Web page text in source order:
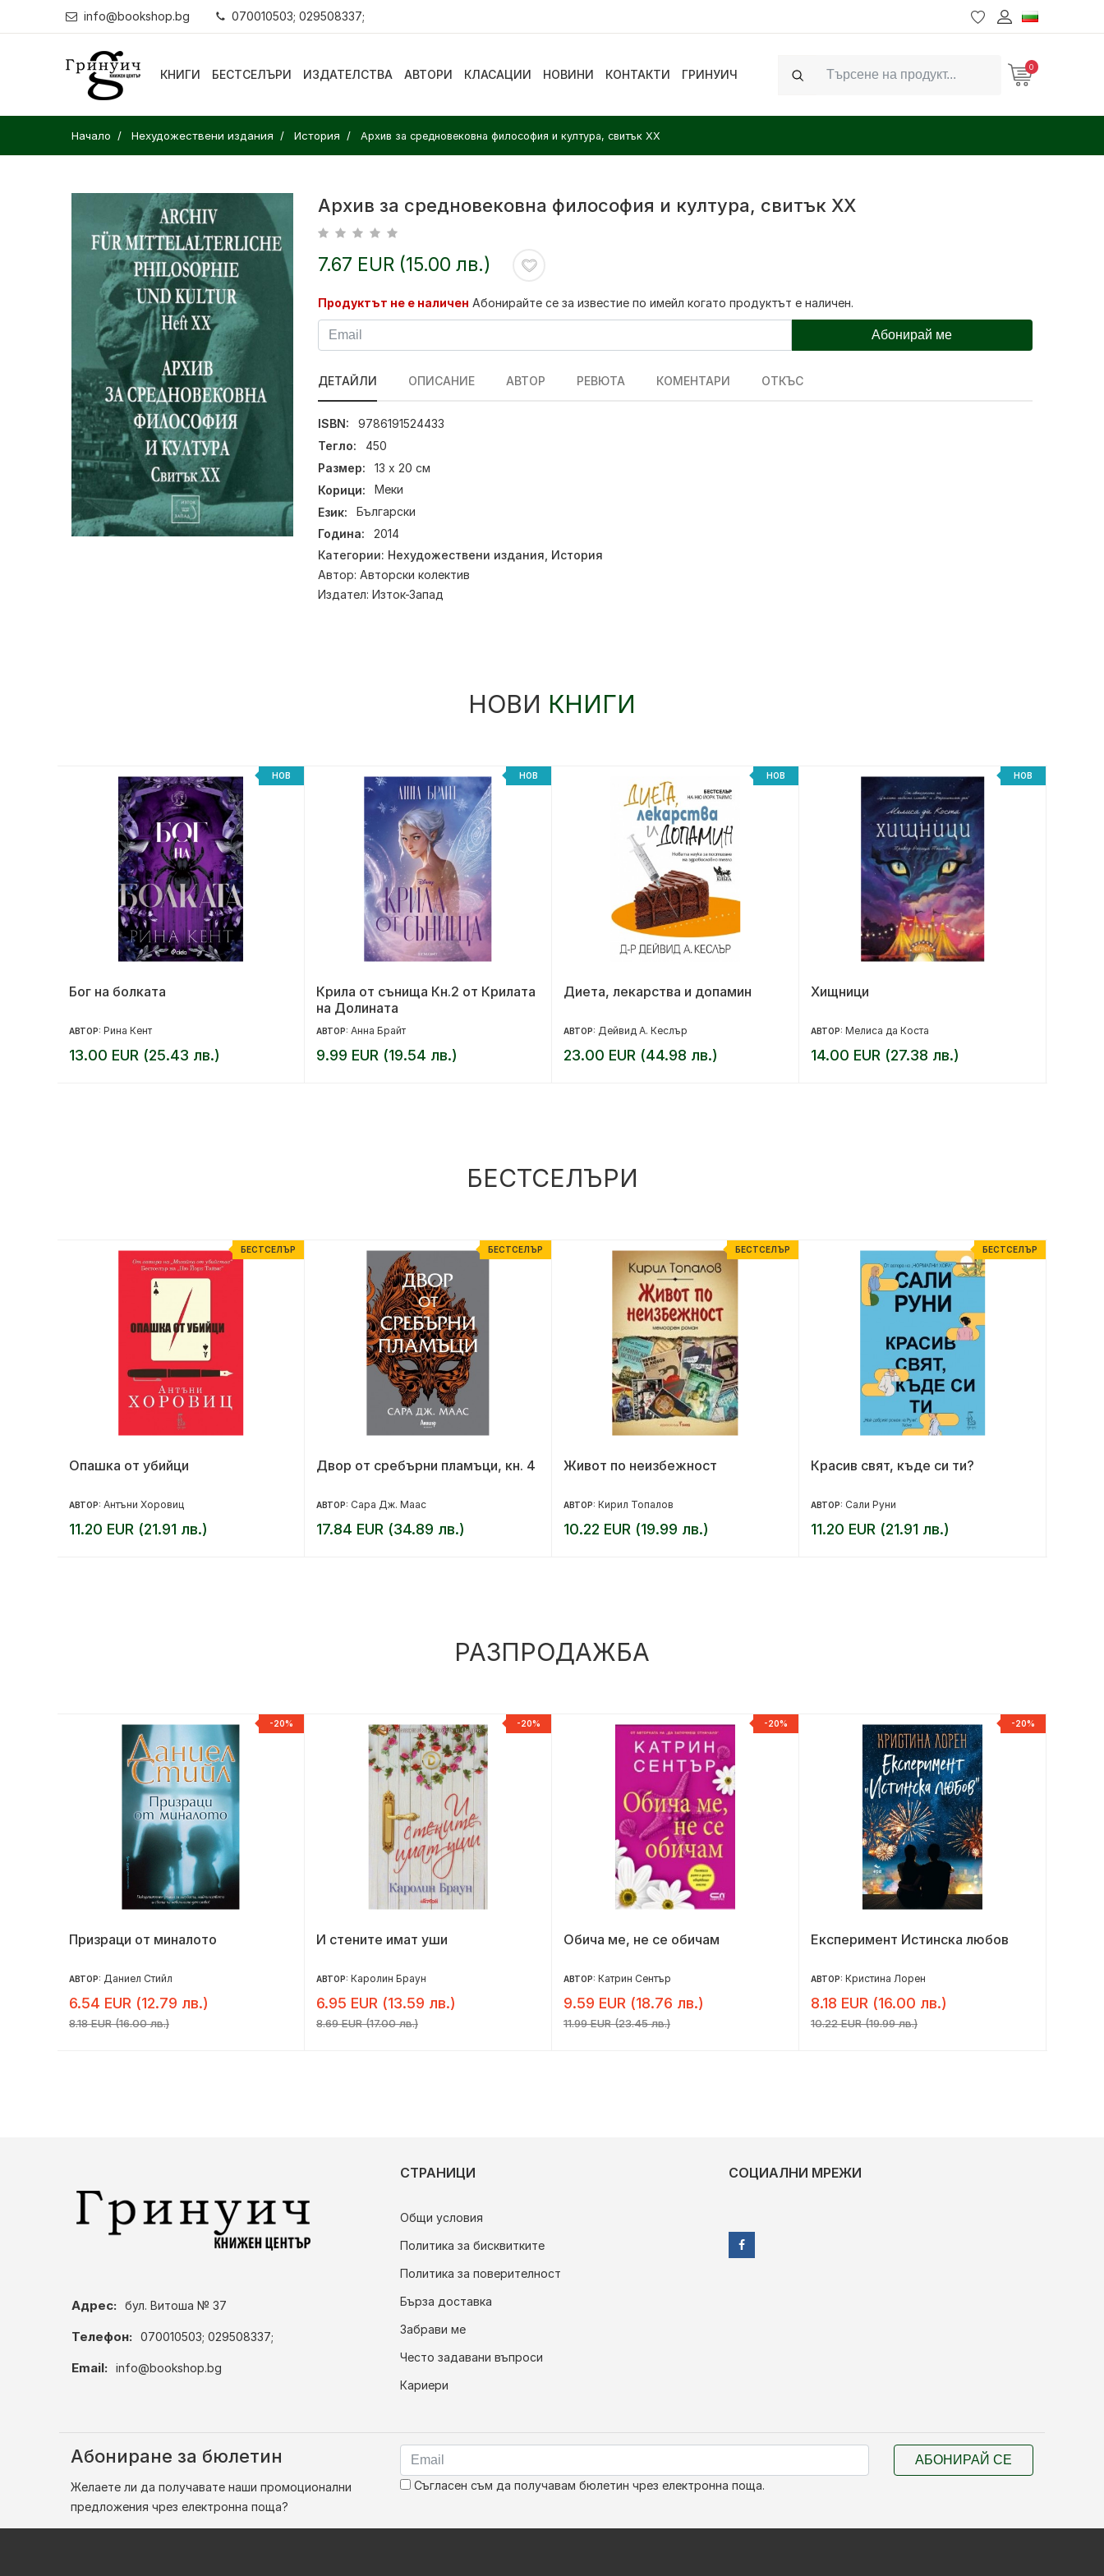
info@bookshop.bg 070010503; 029508337;
КНИГИ БЕСТСЕЛЪРИ ИЗДАТЕЛСТВА АВТОРИ КЛАСАЦИИ НОВИНИ КОНТАКТИ ГРИНУИЧ
Search
0
Начало Нехудожествени издания История Архив за средновековна философия и култура, свитък XX
Архив за средновековна философия и култура, свитък XX
7.67 EUR (15.00 лв.)
Продуктът не е наличен Абонирайте се за известие по имейл когато продуктът е наличен.
Абонирай ме
ДЕТАЙЛИ ОПИСАНИЕ АВТОР РЕВЮТА КОМЕНТАРИ ОТКЪС
ISBN:
9786191524433
Тегло:
450
Размер:
13 х 20 см
Корици:
Меки
Език:
Български
Година:
2014
Категории: Нехудожествени издания История
Автор: Авторски колектив
Издател: Изток-Запад
НОВИ КНИГИ
НОВ
Бог на болката
АВТОР: Рина Кент
13.00 EUR (25.43 лв.)
НОВ
Крила от сънища Кн.2 от Крилата
на Долината
АВТОР: Анна Брайт
9.99 EUR (19.54 лв.)
НОВ
Диета, лекарства и допамин
АВТОР: Дейвид А. Кеслър
23.00 EUR (44.98 лв.)
НОВ
Хищници
АВТОР: Мелиса да Коста
14.00 EUR (27.38 лв.)
БЕСТСЕЛЪРИ
БЕСТСЕЛЪР
Опашка от убийци
АВТОР: Антъни Хоровиц
11.20 EUR (21.91 лв.)
БЕСТСЕЛЪР
Двор от сребърни пламъци, кн. 4
АВТОР: Сара Дж. Маас
17.84 EUR (34.89 лв.)
БЕСТСЕЛЪР
Живот по неизбежност
АВТОР: Кирил Топалов
10.22 EUR (19.99 лв.)
БЕСТСЕЛЪР
Красив свят, къде си ти?
АВТОР: Сали Руни
11.20 EUR (21.91 лв.)
РАЗПРОДАЖБА
-20%
Призраци от миналото
АВТОР: Даниел Стийл
6.54 EUR (12.79 лв.)
8.18 EUR (16.00 лв.)
-20%
И стените имат уши
АВТОР: Каролин Браун
6.95 EUR (13.59 лв.)
8.69 EUR (17.00 лв.)
-20%
Обича ме, не се обичам
АВТОР: Катрин Сентър
9.59 EUR (18.76 лв.)
11.99 EUR (23.45 лв.)
-20%
Експеримент Истинска любов
АВТОР: Кристина Лорен
8.18 EUR (16.00 лв.)
10.22 EUR (19.99 лв.)
Адрес: бул. Витоша № 37
Телефон: 070010503; 029508337;
Email: info@bookshop.bg
СТРАНИЦИ
Общи условия
Политика за бисквитките
Политика за поверителност
Бърза доставка
Забрави ме
Често задавани въпроси
Кариери
СОЦИАЛНИ МРЕЖИ
Абониране за бюлетин
Желаете ли да получавате наши промоционални
предложения чрез електронна поща?
Съгласен съм да получавам бюлетин чрез електронна поща.
АБОНИРАЙ СЕ